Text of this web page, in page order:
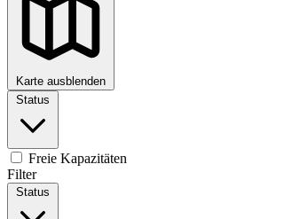
Karte ausblenden
Status
Freie Kapazitäten
Filter
Status